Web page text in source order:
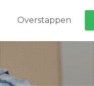
Overstappen